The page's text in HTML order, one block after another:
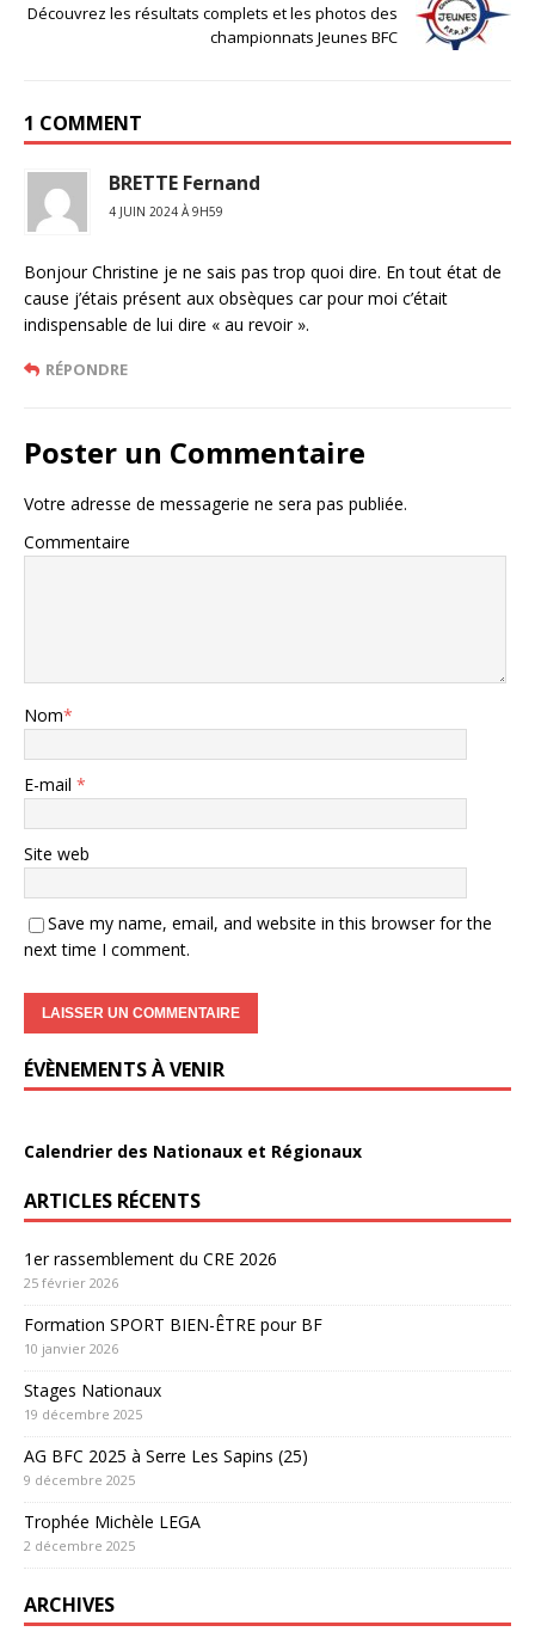
Découvrez les résultats complets et les photos des
championnats Jeunes BFC
1 COMMENT
BRETTE Fernand
4 JUIN 2024 À 9H59
Bonjour Christine je ne sais pas trop quoi dire. En tout état de
cause j’étais présent aux obsèques car pour moi c’était
indispensable de lui dire « au revoir ».
RÉPONDRE
Poster un Commentaire
Votre adresse de messagerie ne sera pas publiée.
Commentaire
Nom*
E-mail *
Site web
Save my name, email, and website in this browser for the
next time I comment.
ÉVÈNEMENTS À VENIR
Calendrier des Nationaux et Régionaux
ARTICLES RÉCENTS
1er rassemblement du CRE 2026
25 février 2026
Formation SPORT BIEN-ÊTRE pour BF
10 janvier 2026
Stages Nationaux
19 décembre 2025
AG BFC 2025 à Serre Les Sapins (25)
9 décembre 2025
Trophée Michèle LEGA
2 décembre 2025
ARCHIVES